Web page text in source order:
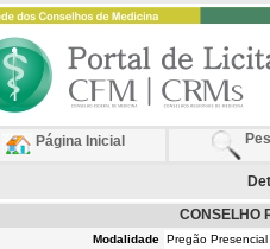
Página Inicial
CONSELHO
Modalidade Pregão Presencial